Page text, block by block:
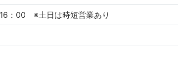
：00 ※土日は時短営業あり